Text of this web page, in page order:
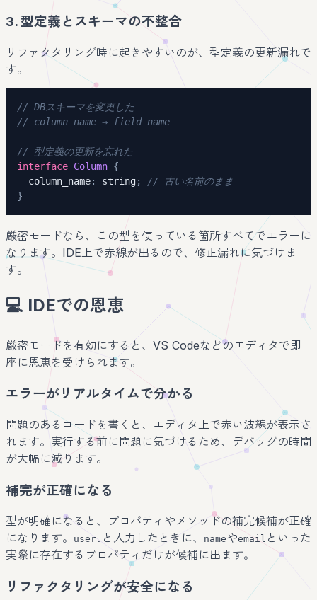
3. 型定義とスキーマの不整合
リファクタリング時に起きやすいのが、型定義の更新漏れで
す。
// DBスキーマを変更した
// column_name → field_name
// 型定義の更新を忘れた
interface Column {
  column_name
: string;
// 古い名前のまま
}
厳密モードなら、この型を使っている箇所すべてでエラーに
なります。IDE上で赤線が出るので、修正漏れに気づけま
す。
💻 IDEでの恩恵
厳密モードを有効にすると、VS Codeなどのエディタで即
座に恩恵を受けられます。
エラーがリアルタイムで分かる
問題のあるコードを書くと、エディタ上で赤い波線が表示さ
れます。実行する前に問題に気づけるため、デバッグの時間
が大幅に減ります。
補完が正確になる
型が明確になると、プロパティやメソッドの補完候補が正確
になります。
user. と入力したときに、 nameやemail といった
実際に存在するプロパティだけが候補に出ます。
リファクタリングが安全になる